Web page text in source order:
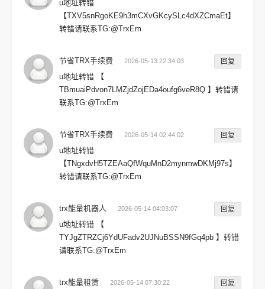
u地址转错
【TXV5snRgoKE9h3mCXvGKcySLc4dXZCmaEt】
转错请联系TG:@TrxEm
节省TRX手续费 2026-05-13 22:34:03 回复
u地址转错 【
TBmuaiPdvon7LMZjdZojEDa4oufg6veR8Q 】转错请
联系TG:@TrxEm
节省TRX手续费 2026-05-14 02:44:02 回复
u地址转错
【TNgxdvH5TZEAaQfWquMnD2mynmwDKMj97s】
转错请联系TG:@TrxEm
trx能量机器人 2026-05-14 04:03:07 回复
u地址转错 【
TYJgZTRZCj6YdUFadv2UJNuBSSN9fGq4pb 】转错
请联系TG:@TrxEm
trx能量租赁 2026-05-14 07:30:22 回复